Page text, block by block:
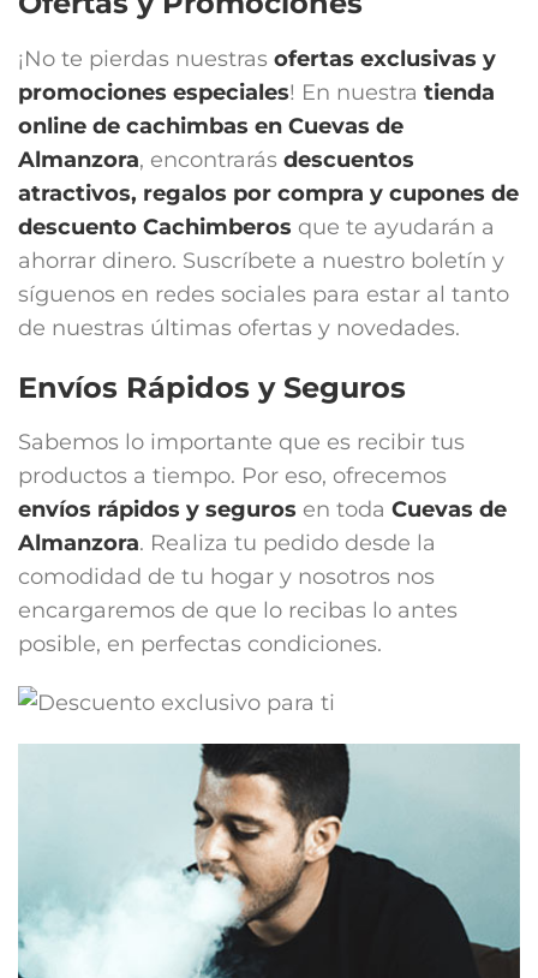
¡No te pierdas nuestras ofertas exclusivas y
promociones especiales! En nuestra tienda
online de cachimbas en Cuevas de
Almanzora, encontrarás descuentos
atractivos, regalos por compra y cupones de
descuento Cachimberos que te ayudarán a
ahorrar dinero. Suscríbete a nuestro boletín y
síguenos en redes sociales para estar al tanto
de nuestras últimas ofertas y novedades.
Envíos Rápidos y Seguros
Sabemos lo importante que es recibir tus
productos a tiempo. Por eso, ofrecemos
envíos rápidos y seguros en toda Cuevas de
Almanzora. Realiza tu pedido desde la
comodidad de tu hogar y nosotros nos
encargaremos de que lo recibas lo antes
posible, en perfectas condiciones.